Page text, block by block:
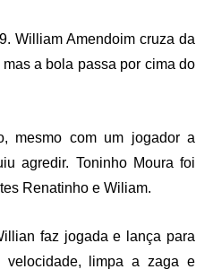
William Amendoim cruza da
a bola passa por cima do
mesmo com um jogador a
agredir. Toninho Moura foi
Renatinho e Wiliam.
faz jogada e lança para
velocidade, limpa a zaga e